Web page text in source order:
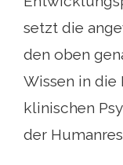
setzt die
den oben
Wissen in die
klinischen
der